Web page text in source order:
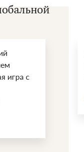
игра с